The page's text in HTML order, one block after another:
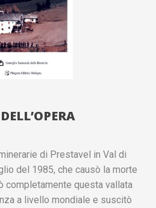
di Prestavel in Val di
del 1985, che causò la morte
completamente questa vallata
a livello mondiale e suscitò